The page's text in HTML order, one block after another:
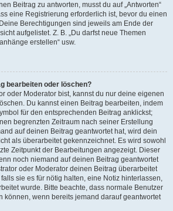
Beitrag zu antworten, musst du auf „Antworten“
eine Registrierung erforderlich ist, bevor du einen
Berechtigungen sind jeweils am Ende der
aufgelistet. Z. B. „Du darfst neue Themen
erstellen“ usw.
bearbeiten oder löschen?
oder Moderator bist, kannst du nur deine eigenen
Du kannst einen Beitrag bearbeiten, indem
für den entsprechenden Beitrag anklickst;
begrenzten Zeitraum nach seiner Erstellung
auf deinen Beitrag geantwortet hat, wird dein
als überarbeitet gekennzeichnet. Es wird sowohl
Zeitpunkt der Bearbeitungen angezeigt. Dieser
noch niemand auf deinen Beitrag geantwortet
oder Moderator deinen Beitrag überarbeitet
sie es für nötig halten, eine Notiz hinterlassen,
wurde. Bitte beachte, dass normale Benutzer
können, wenn bereits jemand darauf geantwortet